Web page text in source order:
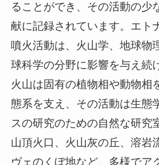
ることができ、その活動の少
献に記録されています。エト
噴火活動は、火山学、地球物
球科学の分野に影響を与え続
火山は固有の植物相や動物相
態系を支え、その活動は生態
スの研究のための自然な研究
山頂火口、火山灰の丘、溶岩
ヴェのくぼ地など、多様でア